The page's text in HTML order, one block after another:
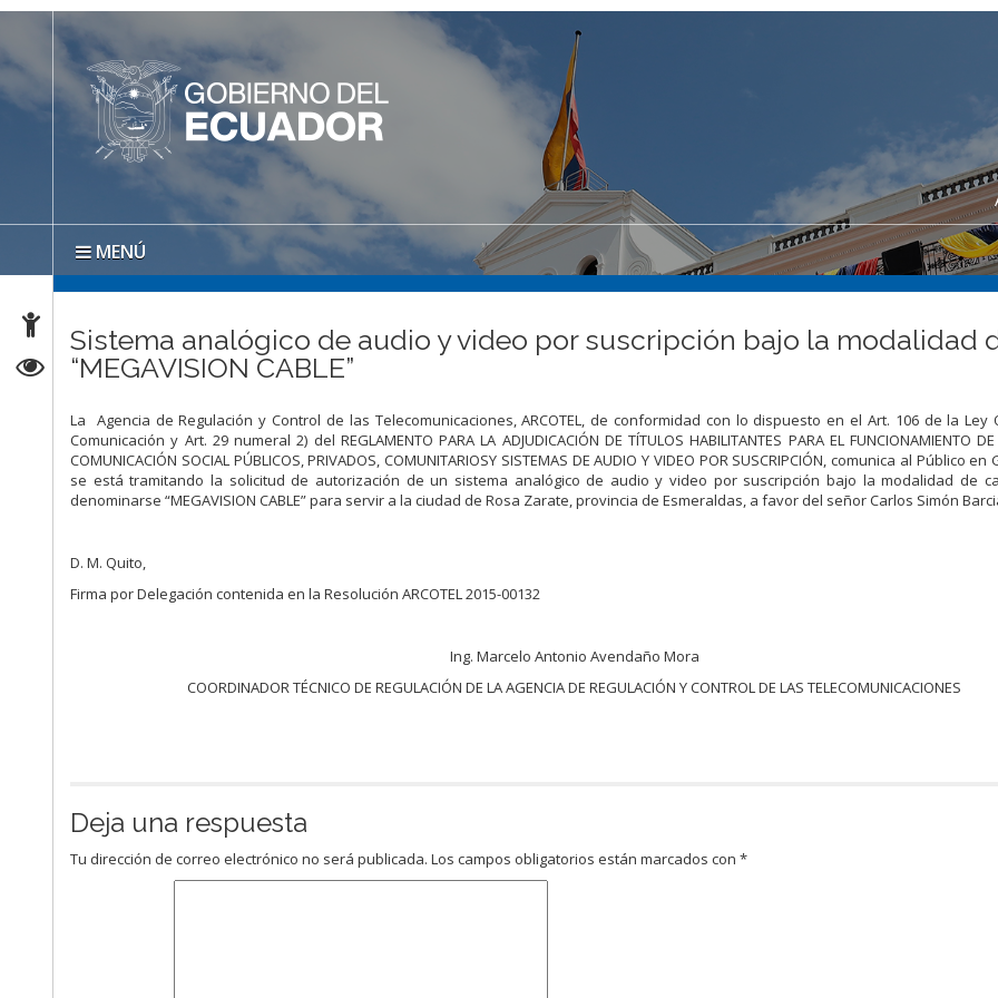
MENÚ
Sistema analógico de audio y video por suscripción bajo la modalidad
“MEGAVISION CABLE”
La Agencia de Regulación y Control de las Telecomunicaciones, ARCOTEL, de conformidad con lo dispuesto en el Art. 106 de la Ley
Comunicación y Art. 29 numeral 2) del REGLAMENTO PARA LA ADJUDICACIÓN DE TÍTULOS HABILITANTES PARA EL FUNCIONAMIENTO
COMUNICACIÓN SOCIAL PÚBLICOS, PRIVADOS, COMUNITARIOSY SISTEMAS DE AUDIO Y VIDEO POR SUSCRIPCIÓN, comunica al Público
se está tramitando la solicitud de autorización de un sistema analógico de audio y video por suscripción bajo la modalidad de
denominarse “MEGAVISION CABLE” para servir a la ciudad de Rosa Zarate, provincia de Esmeraldas, a favor del señor Carlos Simón
D. M. Quito,
Firma por Delegación contenida en la Resolución ARCOTEL 2015-00132
Ing. Marcelo Antonio Avendaño Mora
COORDINADOR TÉCNICO DE REGULACIÓN DE LA AGENCIA DE REGULACIÓN Y CONTROL DE LAS TELECOMUNICACIONES
Deja una respuesta
Tu dirección de correo electrónico no será publicada. Los campos obligatorios están marcados con*